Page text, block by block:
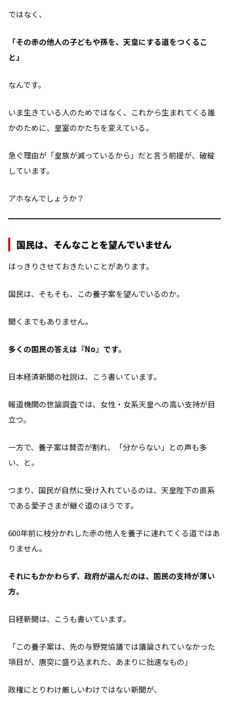
ではなく、
「その赤の他人の子どもや孫を、天皇にする道をつくるこ
と」
なんです。
いま生きている人のためではなく、これから生まれてくる誰
かのために、皇室のかたちを変えている。
急ぐ理由が「皇族が減っているから」だと言う前提が、破綻
しています。
アホなんでしょうか？
国民は、そんなことを望んでいません
はっきりさせておきたいことがあります。
国民は、そもそも、この養子案を望んでいるのか。
聞くまでもありません。
多くの国民の答えは『No』です。
日本経済新聞の社説は、こう書いています。
報道機関の世論調査では、女性・女系天皇への高い支持が目
立つ。
一方で、養子案は賛否が割れ、「分からない」との声も多
い、と。
つまり、国民が自然に受け入れているのは、天皇陛下の直系
である愛子さまが継ぐ道のほうです。
600年前に枝分かれした赤の他人を養子に連れてくる道ではあ
りません。
それにもかかわらず、政府が選んだのは、国民の支持が薄い
方。
日経新聞は、こうも書いています。
「この養子案は、先の与野党協議では議論されていなかった
項目が、唐突に盛り込まれた、あまりに拙速なもの」
政権にとりわけ厳しいわけではない新聞が、